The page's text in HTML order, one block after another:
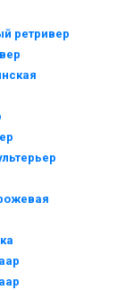
ретривер